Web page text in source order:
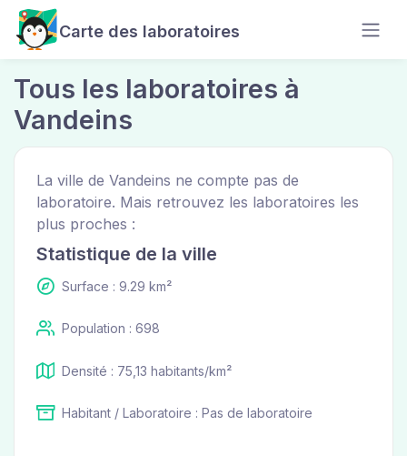
Carte des laboratoires
Tous les laboratoires à
Vandeins
La ville de Vandeins ne compte pas de
laboratoire. Mais retrouvez les laboratoires les
plus proches :
Statistique de la ville
Surface : 9.29 km²
Population : 698
Densité : 75,13 habitants/km²
Habitant / Laboratoire : Pas de laboratoire